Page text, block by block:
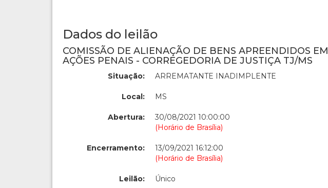
Dados do leilão
COMISSÃO DE ALIENAÇÃO DE BENS APREENDIDOS EM
AÇÕES PENAIS - CORREGEDORIA DE JUSTIÇA TJ/MS
Situação: ARREMATANTE INADIMPLENTE
Local: MS
Abertura:
30/08/2021 10:00:00
(Horário de Brasília)
Encerramento:
13/09/2021 16:12:00
(Horário de Brasília)
Leilão: Único